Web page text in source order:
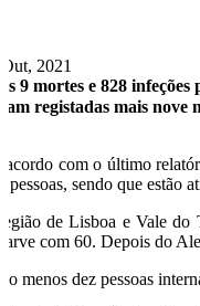
2021
9 mortes e 828
registadas mais nove
acordo com o último
pessoas, sendo que estão
de Lisboa e Vale do
com 60. Depois do
menos dez pessoas